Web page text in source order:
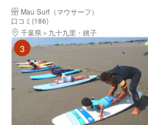
Mau Surf（マウサーフ）
口コミ(186)
千葉県
九十九里・銚子
3位